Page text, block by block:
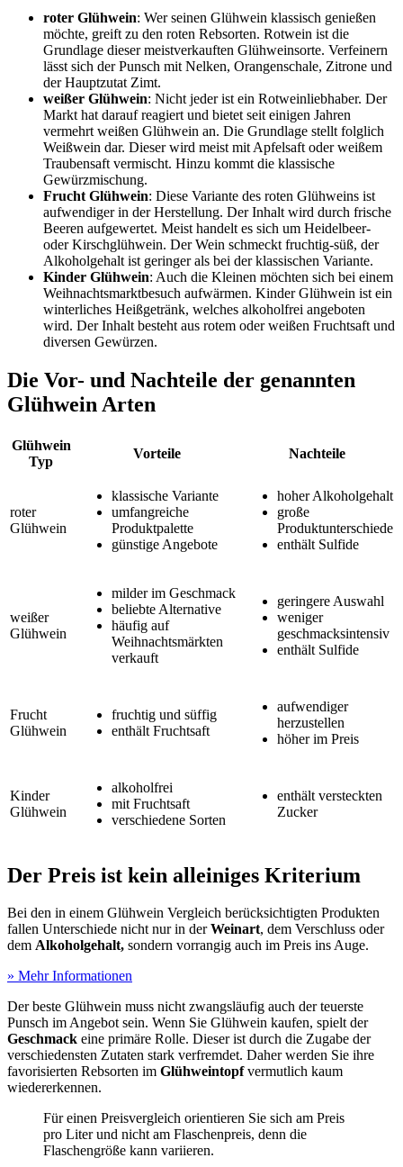
roter Glühwein: Wer seinen Glühwein klassisch genießen
möchte, greift zu den roten Rebsorten. Rotwein ist die
Grundlage dieser meistverkauften Glühweinsorte. Verfeinern
lässt sich der Punsch mit Nelken, Orangenschale, Zitrone und
der Hauptzutat Zimt.
weißer Glühwein: Nicht jeder ist ein Rotweinliebhaber. Der
Markt hat darauf reagiert und bietet seit einigen Jahren
vermehrt weißen Glühwein an. Die Grundlage stellt folglich
Weißwein dar. Dieser wird meist mit Apfelsaft oder weißem
Traubensaft vermischt. Hinzu kommt die klassische
Gewürzmischung.
Frucht Glühwein: Diese Variante des roten Glühweins ist
aufwendiger in der Herstellung. Der Inhalt wird durch frische
Beeren aufgewertet. Meist handelt es sich um Heidelbeer-
oder Kirschglühwein. Der Wein schmeckt fruchtig-süß, der
Alkoholgehalt ist geringer als bei der klassischen Variante.
Kinder Glühwein: Auch die Kleinen möchten sich bei einem
Weihnachtsmarktbesuch aufwärmen. Kinder Glühwein ist ein
winterliches Heißgetränk, welches alkoholfrei angeboten
wird. Der Inhalt besteht aus rotem oder weißen Fruchtsaft und
diversen Gewürzen.
Die Vor- und Nachteile der genannten
Glühwein Arten
Glühwein
Typ
Vorteile Nachteile
roter
Glühwein
klassische Variante
umfangreiche
Produktpalette
günstige Angebote
hoher Alkoholgehalt
große
Produktunterschiede
enthält Sulfide
weißer
Glühwein
milder im Geschmack
beliebte Alternative
häufig auf
Weihnachtsmärkten
verkauft
geringere Auswahl
weniger
geschmacksintensiv
enthält Sulfide
Frucht
Glühwein
fruchtig und süffig
enthält Fruchtsaft
aufwendiger
herzustellen
höher im Preis
Kinder
Glühwein
alkoholfrei
mit Fruchtsaft
verschiedene Sorten
enthält versteckten
Zucker
Der Preis ist kein alleiniges Kriterium
Bei den in einem Glühwein Vergleich berücksichtigten Produkten
fallen Unterschiede nicht nur in derWeinart, dem Verschluss oder
dem Alkoholgehalt, sondern vorrangig auch im Preis ins Auge.
» Mehr Informationen
Der beste Glühwein muss nicht zwangsläufig auch der teuerste
Punsch im Angebot sein. Wenn Sie Glühwein kaufen, spielt der
Geschmack eine primäre Rolle. Dieser ist durch die Zugabe der
verschiedensten Zutaten stark verfremdet. Daher werden Sie ihre
favorisierten Rebsorten im Glühweintopfvermutlich kaum
wiedererkennen.
Für einen Preisvergleich orientieren Sie sich am Preis
pro Liter und nicht am Flaschenpreis, denn die
Flaschengröße kann variieren.